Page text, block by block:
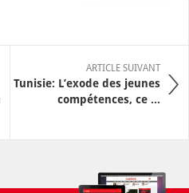
ARTICLE SUIVANT
Tunisie: L’exode des jeunes
compétences, ce ...